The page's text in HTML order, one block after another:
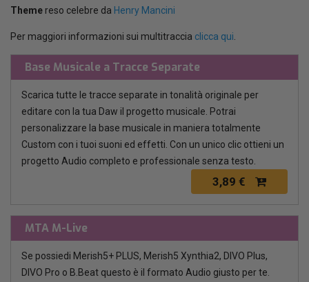
Theme reso celebre da Henry Mancini
Per maggiori informazioni sui multitraccia clicca qui
Base Musicale a Tracce Separate
Scarica tutte le tracce separate in tonalità originale per
editare con la tua Daw il progetto musicale. Potrai
personalizzare la base musicale in maniera totalmente
Custom con i tuoi suoni ed effetti. Con un unico clic ottieni un
progetto Audio completo e professionale senza testo.
3,89 €
MTA M-Live
Se possiedi Merish5+ PLUS, Merish5 Xynthia2, DIVO Plus,
DIVO Pro o B.Beat questo è il formato Audio giusto per te.